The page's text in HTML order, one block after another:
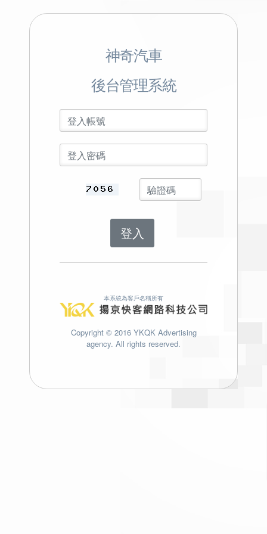
神奇汽車
後台管理系統
登入
本系統為客戶名稱所有
Copyright © 2016 YKQK Advertising
agency. All rights reserved.